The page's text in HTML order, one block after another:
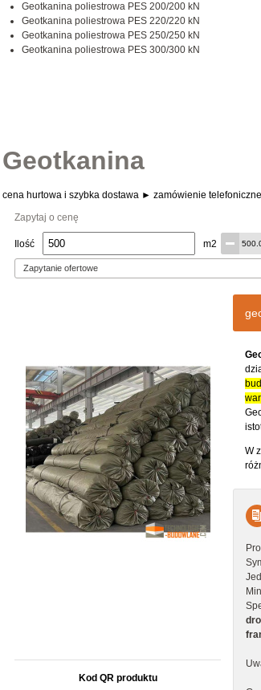
Geotkanina poliestrowa PES 200/200 kN
Geotkanina poliestrowa PES 220/220 kN
Geotkanina poliestrowa PES 250/250 kN
Geotkanina poliestrowa PES 300/300 kN
Geotkanina
cena hurtowa i szybka dostawa ► zamówienie
Zapytaj o cenę
Ilość m2
W
Kod QR produktu